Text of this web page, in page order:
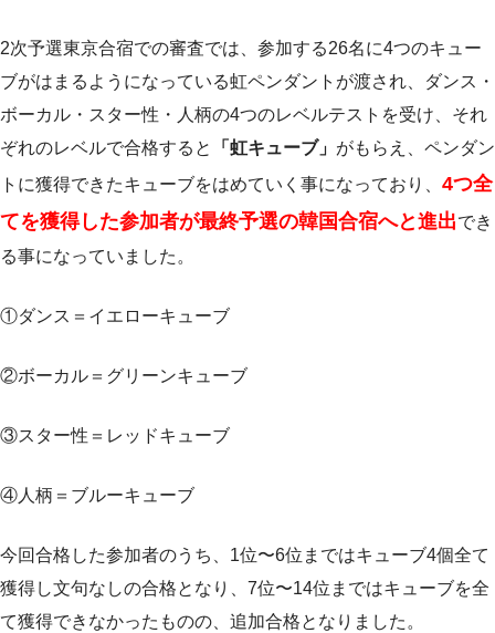
2次予選東京合宿での審査では、参加する26名に4つのキュー
ブがはまるようになっている虹ペンダントが渡され、ダンス・
ボーカル・スター性・人柄の4つのレベルテストを受け、それ
ぞれのレベルで合格すると
「虹キューブ」 がもらえ、ペンダン
トに獲得できたキューブをはめていく事になっており、 4つ全
てを獲得した参加者が最終予選の韓国合宿へと進出でき
る事になっていました。
①ダンス＝イエローキューブ
②ボーカル＝グリーンキューブ
③スター性＝レッドキューブ
④人柄＝ブルーキューブ
今回合格した参加者のうち、1位〜6位まではキューブ4個全て
獲得し文句なしの合格となり、7位〜14位まではキューブを全
て獲得できなかったものの、追加合格となりました。